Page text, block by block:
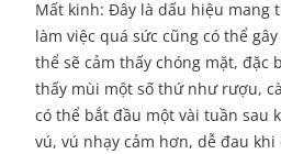
Mất kinh: Đây là dấu hiệu mang
làm việc quá sức cũng có thể
thể sẽ cảm thấy chóng mặt, đặc
thấy mùi một số thứ như rượu,
có thể bắt đầu một vài tuần sau
vú, vú nhạy cảm hơn, dễ đau